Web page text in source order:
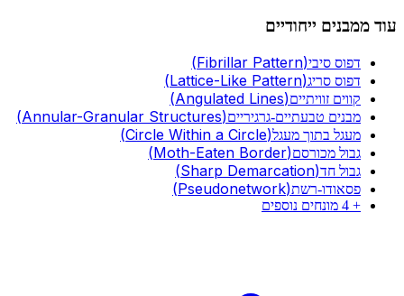
עוד ממבנים ייחודיים
דפוס סיבי (Fibrillar Pattern)
דפוס סריג (Lattice-Like Pattern)
קווים זוויתיים (Angulated Lines)
מבנים טבעתיים-גרגיריים (Annular-Granular Structures)
מעגל בתוך מעגל (Circle Within a Circle)
גבול מכורסם (Moth-Eaten Border)
גבול חד (Sharp Demarcation)
פסאודו-רשת (Pseudonetwork)
+
4 מונחים נוספים